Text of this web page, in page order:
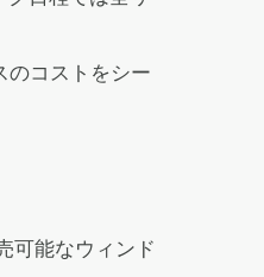
のコストをシー
可能なウィンド